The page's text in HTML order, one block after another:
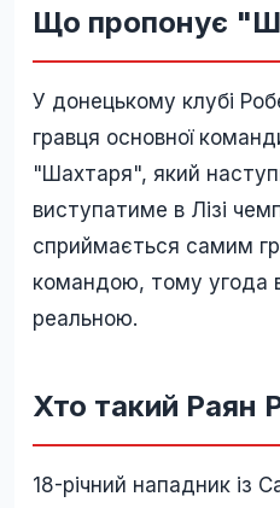
Що пропонує
У донецькому клубі
гравця основної
"Шахтаря", який
виступатиме в Лізі
сприймається самим
командою, тому угода
реальною.
Хто такий Раян
18-річний нападник із